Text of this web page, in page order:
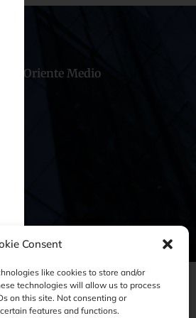
Consent
like cookies to store and/or
technologies will allow us to process
on this site. Not consenting or
features and functions.
Oriente Medio